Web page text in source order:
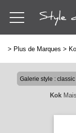
> Plus de Marques >
Kok